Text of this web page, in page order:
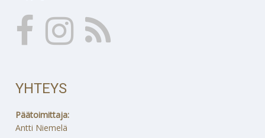
YHTEYS
Päätoimittaja:
Antti Niemelä